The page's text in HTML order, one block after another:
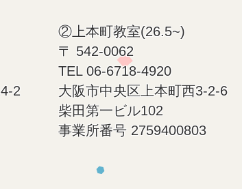
2
②上本町教室(26.5~)
〒 542-0062
​TEL 06-6718-4920
大阪市中央区上本町西3-2-6
柴田第一ビル102
事業所番号 2759400803